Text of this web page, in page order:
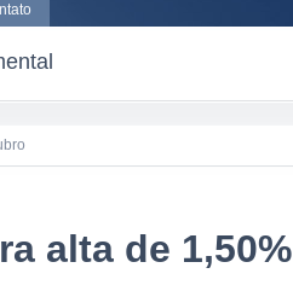
alta de 1,50%